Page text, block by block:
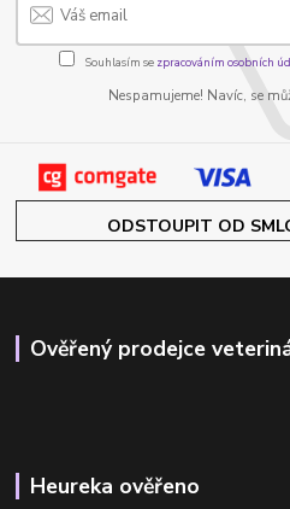
Souhlasím se zpracováním osobních
Nespamujeme! Navíc, se
ODSTOUPIT OD
Ověřený prodejce
Heureka ověřeno